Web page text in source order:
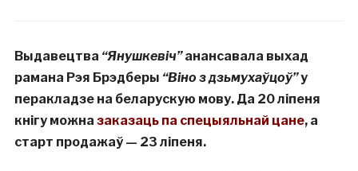
Выдавецтва “Янушкевіч”анансавала выхад
рамана Рэя Брэдберы “Віно з дзьмухаўцоў”у
перакладзе на беларускую мову. Да 20 ліпеня
кнігу можна заказаць па спецыяльнай цане, а
старт продажаў — 23 ліпеня.